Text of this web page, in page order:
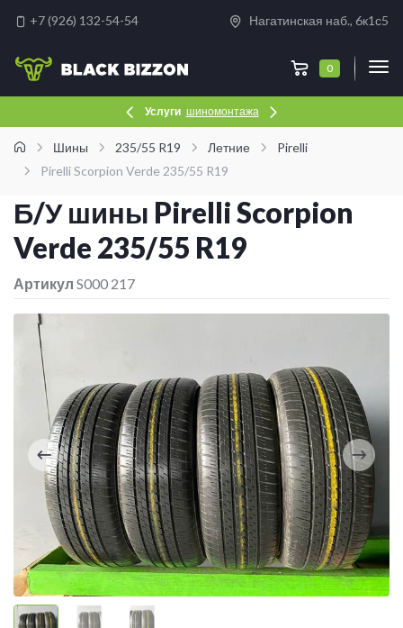
+7 (926) 132-54-54 Нагатинская наб., 6к1с5
0
Услуги шиномонтажа
Шины 235/55 R19 Летние
Pirelli
Pirelli Scorpion Verde 235/55 R19
Б/У шины Pirelli Scorpion
Verde 235/55 R19
Артикул S000 217